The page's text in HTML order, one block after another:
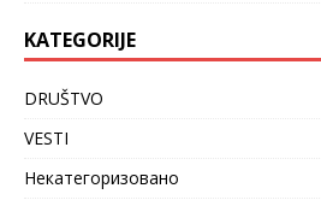
KATEGORIJE
DRUŠTVO
VESTI
Некатегоризовано